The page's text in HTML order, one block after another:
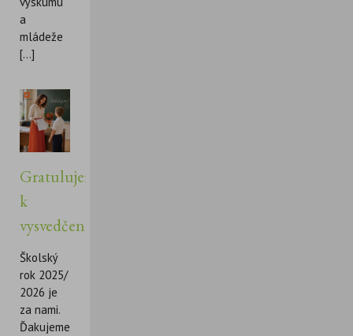
a
mládeže
[...]
Gratulujeme
k
vysvedčeniu!
Školský
rok 2025/
2026 je
za nami.
Ďakujeme